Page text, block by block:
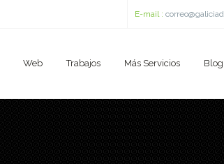
E-mail :
Web Trabajos Más Servicios Blog